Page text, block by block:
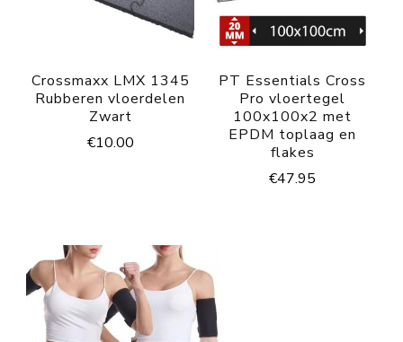
Crossmaxx LMX 1345
Rubberen vloerdelen
Zwart
€10.00
PT Essentials Cross
Pro vloertegel
100x100x2 met
EPDM toplaag en
flakes
€47.95